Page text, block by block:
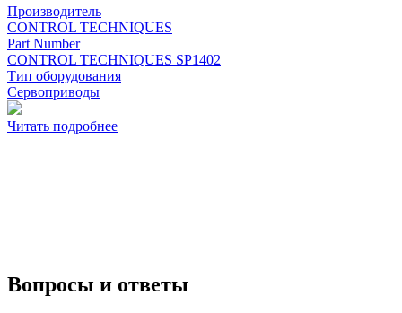
Производитель
CONTROL TECHNIQUES
Part Number
CONTROL TECHNIQUES SP1402
Тип оборудования
Сервоприводы
Читать подробнее
Вопросы и ответы